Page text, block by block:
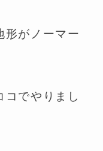
形がノーマー
コでやりまし